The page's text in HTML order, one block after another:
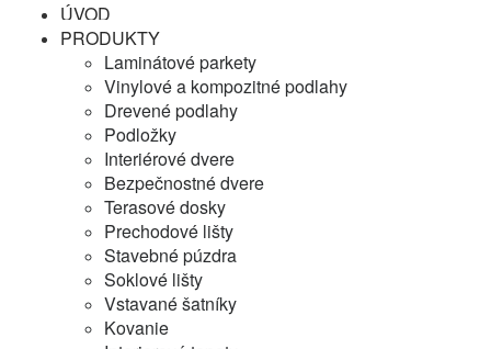
ÚVOD
PRODUKTY
Laminátové parkety
Vinylové a kompozitné podlahy
Drevené podlahy
Podložky
Interiérové dvere
Bezpečnostné dvere
Terasové dosky
Prechodové lišty
Stavebné púzdra
Soklové lišty
Vstavané šatníky
Kovanie